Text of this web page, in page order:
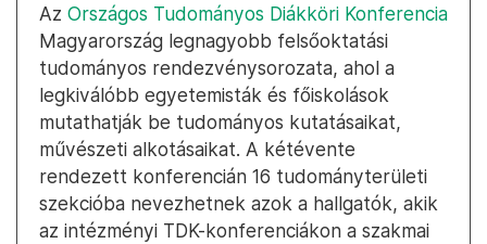
Az Országos Tudományos Diákköri Konferencia
Magyarország legnagyobb felsőoktatási
tudományos rendezvénysorozata, ahol a
legkiválóbb egyetemisták és főiskolások
mutathatják be tudományos kutatásaikat,
művészeti alkotásaikat. A kétévente
rendezett konferencián 16 tudományterületi
szekcióba nevezhetnek azok a hallgatók, akik
az intézményi TDK-konferenciákon a szakmai